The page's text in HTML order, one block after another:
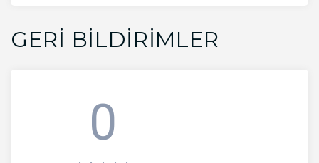
GERI BILDIRIMLER
0